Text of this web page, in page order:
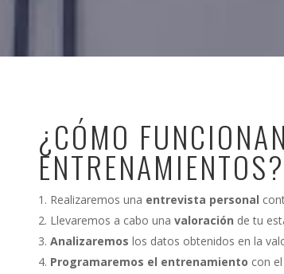
¿CÓMO
ENTRENAMIENTOS?
Realizaremos una entrevista personal
Llevaremos a cabo una valoración de tu
Analizaremos los datos obtenidos en la
Programaremos el entrenamiento con